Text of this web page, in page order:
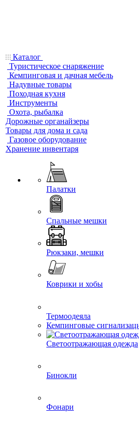
Каталог
Туристическое снаряжение
Кемпинговая и дачная мебель
Надувные товары
Походная кухня
Инструменты
Охота, рыбалка
Дорожные органайзеры
Товары для дома и сада
Газовое оборудование
Хранение инвентаря
Палатки
Спальные мешки
Рюкзаки, мешки
Коврики и хобы
Термоодеяла
Кемпинговые
Светоотражающая одежда
Бинокли
Фонари